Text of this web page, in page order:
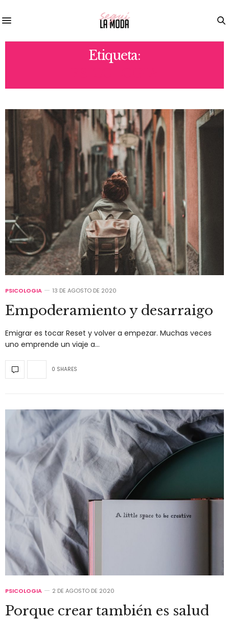
Etiqueta:
PSICOLOGIA 13 DE AGOSTO DE 2020
Empoderamiento y desarraigo
Emigrar es tocar Reset y volver a empezar. Muchas veces
uno emprende un viaje a…
0 SHARES
PSICOLOGIA 2 DE AGOSTO DE 2020
Porque crear también es salud